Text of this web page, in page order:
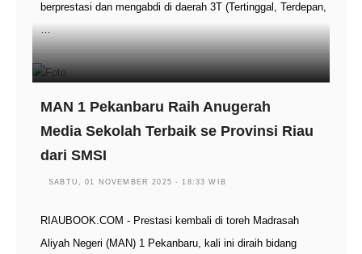
berprestasi dan mengabdi di daerah 3T (Tertinggal, Terdepan,
…
MAN 1 Pekanbaru Raih Anugerah
Media Sekolah Terbaik se Provinsi Riau
dari SMSI
SABTU, 01 NOVEMBER 2025 - 18:33 WIB
RIAUBOOK.COM - Prestasi kembali di toreh Madrasah
Aliyah Negeri (MAN) 1 Pekanbaru, kali ini diraih bidang